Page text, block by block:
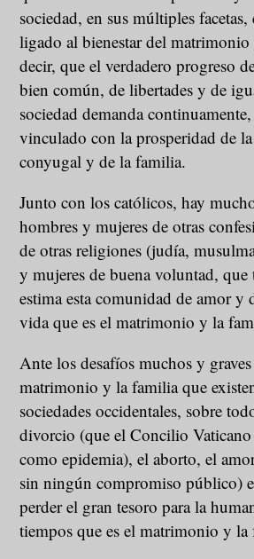
sociedad, en sus múltiples facetas,
ligado al bienestar del
decir, que el verdadero progreso
bien común, de libertades y de
sociedad demanda
vinculado con la prosperidad de
conyugal y de la familia.
Junto con los católicos, hay
hombres y mujeres de otras
de otras religiones (judía,
y mujeres de buena voluntad, que
estima esta comunidad de amor y
vida que es el matrimonio y la
Ante los desafíos muchos y
matrimonio y la familia que
sociedades occidentales, sobre
divorcio (que el Concilio
como epidemia), el aborto, el
sin ningún compromiso público)
perder el gran tesoro para la
tiempos que es el matrimonio y la